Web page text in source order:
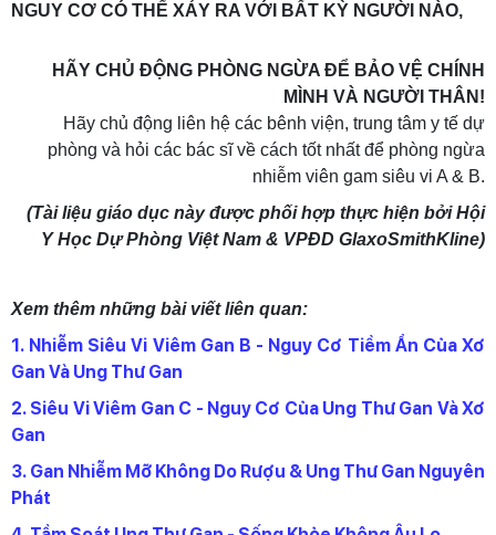
NGUY CƠ CÓ THỂ XẢY RA VỚI BẤT KỲ NGƯỜI NÀO,
HÃY CHỦ ĐỘNG PHÒNG NGỪA ĐỂ BẢO VỆ CHÍNH
MÌNH VÀ NGƯỜI THÂN!
Hãy chủ động liên hệ các bênh viện, trung tâm y tế dự
phòng và hỏi các bác sĩ về cách tốt nhất để phòng ngừa
nhiễm viên gam siêu vi A & B.
(Tài liệu giáo dục này được phối hợp thực hiện bởi Hội
Y Học Dự Phòng Việt Nam & VPĐD GlaxoSmithKline)
Xem thêm những bài viết liên quan:
1 . Nhiễm Siêu Vi Viêm Gan B - Nguy Cơ Tiềm Ẩn Của Xơ
Gan Và Ung Thư Gan
2. Siêu Vi Viêm Gan C - Nguy Cơ Của Ung Thư Gan Và Xơ
Gan
3. Gan Nhiễm Mỡ Không Do Rượu & Ung Thư Gan Nguyên
Phát